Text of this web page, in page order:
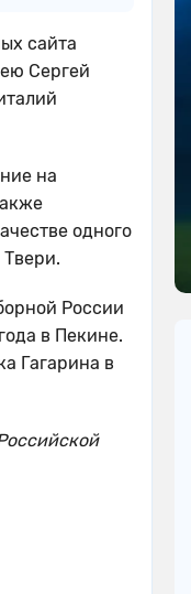
сайта
Сергей
на
одного
Твери.
России
в Пекине.
Гагарина в